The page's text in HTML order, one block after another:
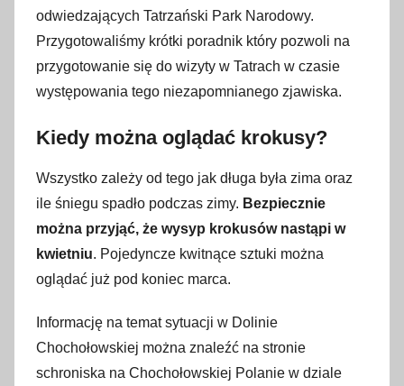
n
o
a
2
odwiedzających Tatrzański Park Narodowy.
Przygotowaliśmy krótki poradnik który pozwoli na
przygotowanie się do wizyty w Tatrach w czasie
występowania tego niezapomnianego zjawiska.
Kiedy można oglądać krokusy?
Wszystko zależy od tego jak długa była zima oraz
ile śniegu spadło podczas zimy. Bezpiecznie
można przyjąć, że wysyp krokusów nastąpi w
kwietniu. Pojedyncze kwitnące sztuki można
oglądać już pod koniec marca.
Informację na temat sytuacji w Dolinie
Chochołowskiej można znaleźć na stronie
schroniska na Chochołowskiej Polanie w dziale